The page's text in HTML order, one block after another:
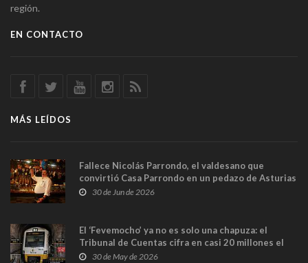
región.
EN CONTACTO
MÁS LEÍDOS
Fallece Nicolás Parrondo, el valdesano que
convirtió Casa Parrondo en un pedazo de Asturias
en Madrid
30 de Jun de 2026
El ‘Fevemocho’ ya no es solo una chapuza: el
Tribunal de Cuentas cifra en casi 20 millones el
sobrecoste de los trenes que no cabían por los
30 de May de 2026